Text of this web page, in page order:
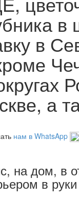
в
а
нам в WhatsApp
на дом, в
в